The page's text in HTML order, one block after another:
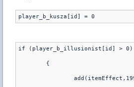
if (player_b_illusionist[id] > 0)
	{